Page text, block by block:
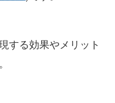
する効果やメリット